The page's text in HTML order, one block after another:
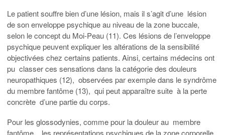
Le patient souffre bien d’une lésion, mais il s’agit d’une lésion
de son enveloppe psychique au niveau de la zone buccale,
selon le concept du Moi-Peau (11). Ces lésions de l’enveloppe
psychique peuvent expliquer les altérations de la sensibilité
objectivées chez certains patients. Ainsi, certains médecins ont
pu classer ces sensations dans la catégorie des douleurs
neuropathiques (12), observées par exemple dans le syndrôme
du membre fantôme (13), qui peut apparaître suite à la perte
concrète d’une partie du corps.
Pour les glossodynies, comme pour la douleur au membre
fantôme, les représentations psychiques de la zone corporelle